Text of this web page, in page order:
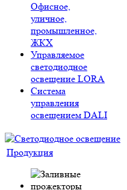
Офисное,
уличное,
промышленное,
ЖКХ
Управляемое
светодиодное
освещение LORA
Система
управления
освещением DALI
Продукция